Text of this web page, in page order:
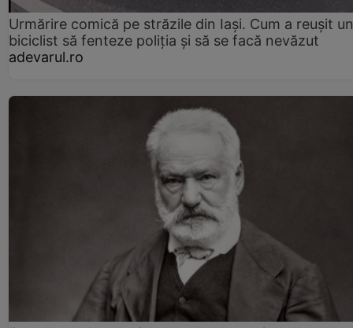
Urmărire comică pe străzile din Iași. Cum a reușit un
biciclist să fenteze poliția și să se facă nevăzut
adevarul.ro